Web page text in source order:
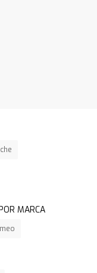
MARCA